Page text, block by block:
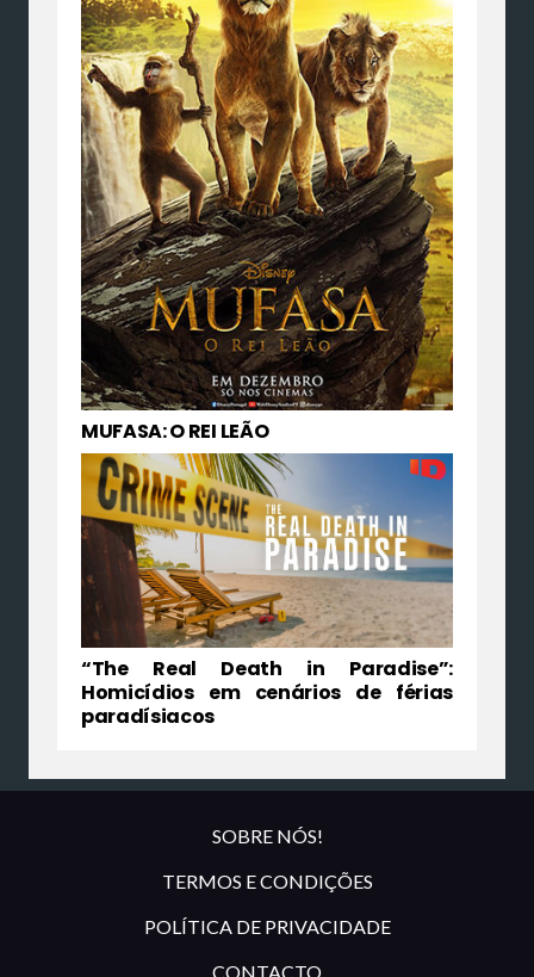
MUFASA: O REI LEÃO
“The Real Death in Paradise”:
Homicídios em cenários de férias
paradísiacos
SOBRE NÓS!
TERMOS E CONDIÇÕES
POLÍTICA DE PRIVACIDADE
CONTACTO